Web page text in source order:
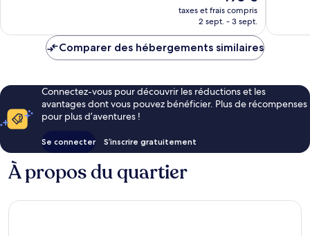
nouveau
prix
de
taxes et frais compris
2 sept. - 3 sept.
Comparer des hébergements similaires
Connectez-vous pour découvrir les réductions et les
avantages dont vous pouvez bénéficier. Plus de récompenses
pour plus d’aventures !
Se connecter S’inscrire gratuitement
À propos du quartier